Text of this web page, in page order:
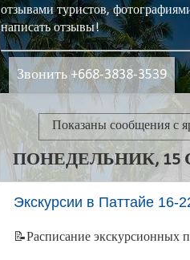
отзывами туристов,
написать отзывы!
Звонить +668-3838-3539
Показаны сообщения с
ПОНЕДЕЛЬНИК, 15
Экскурсии в Паттайе 16-
📝Расписание экскурсионных